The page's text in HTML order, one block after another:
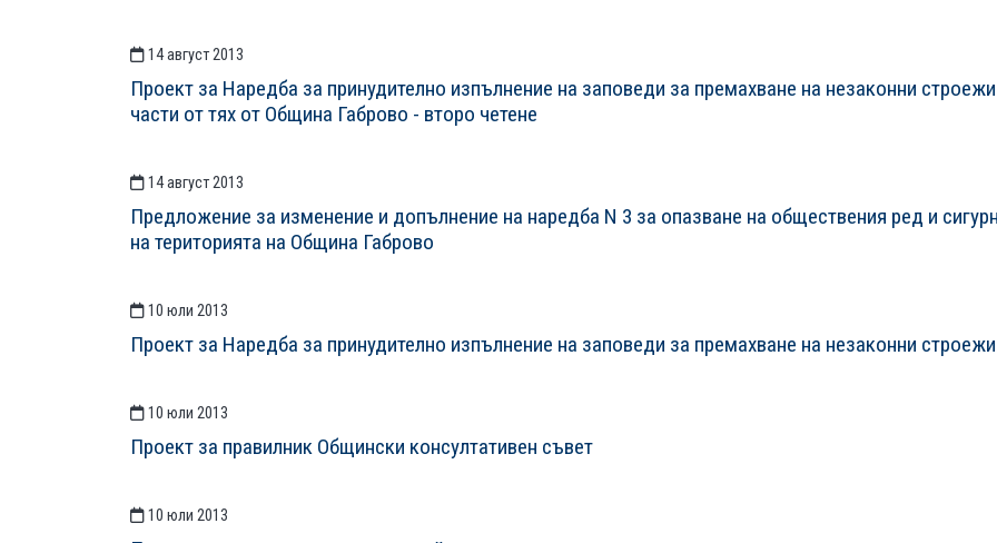
14 август 2013
Проект за Наредба за принудително изпълнение на заповеди за премахване на незаконни
части от тях от Община Габрово - второ четене
14 август 2013
Предложение за изменение и допълнение на наредба N 3 за опазване на обществения ред и
на територията на Община Габрово
10 юли 2013
Проект за Наредба за принудително изпълнение на заповеди за премахване на незаконни строежи
10 юли 2013
Проект за правилник Общински консултативен съвет
10 юли 2013